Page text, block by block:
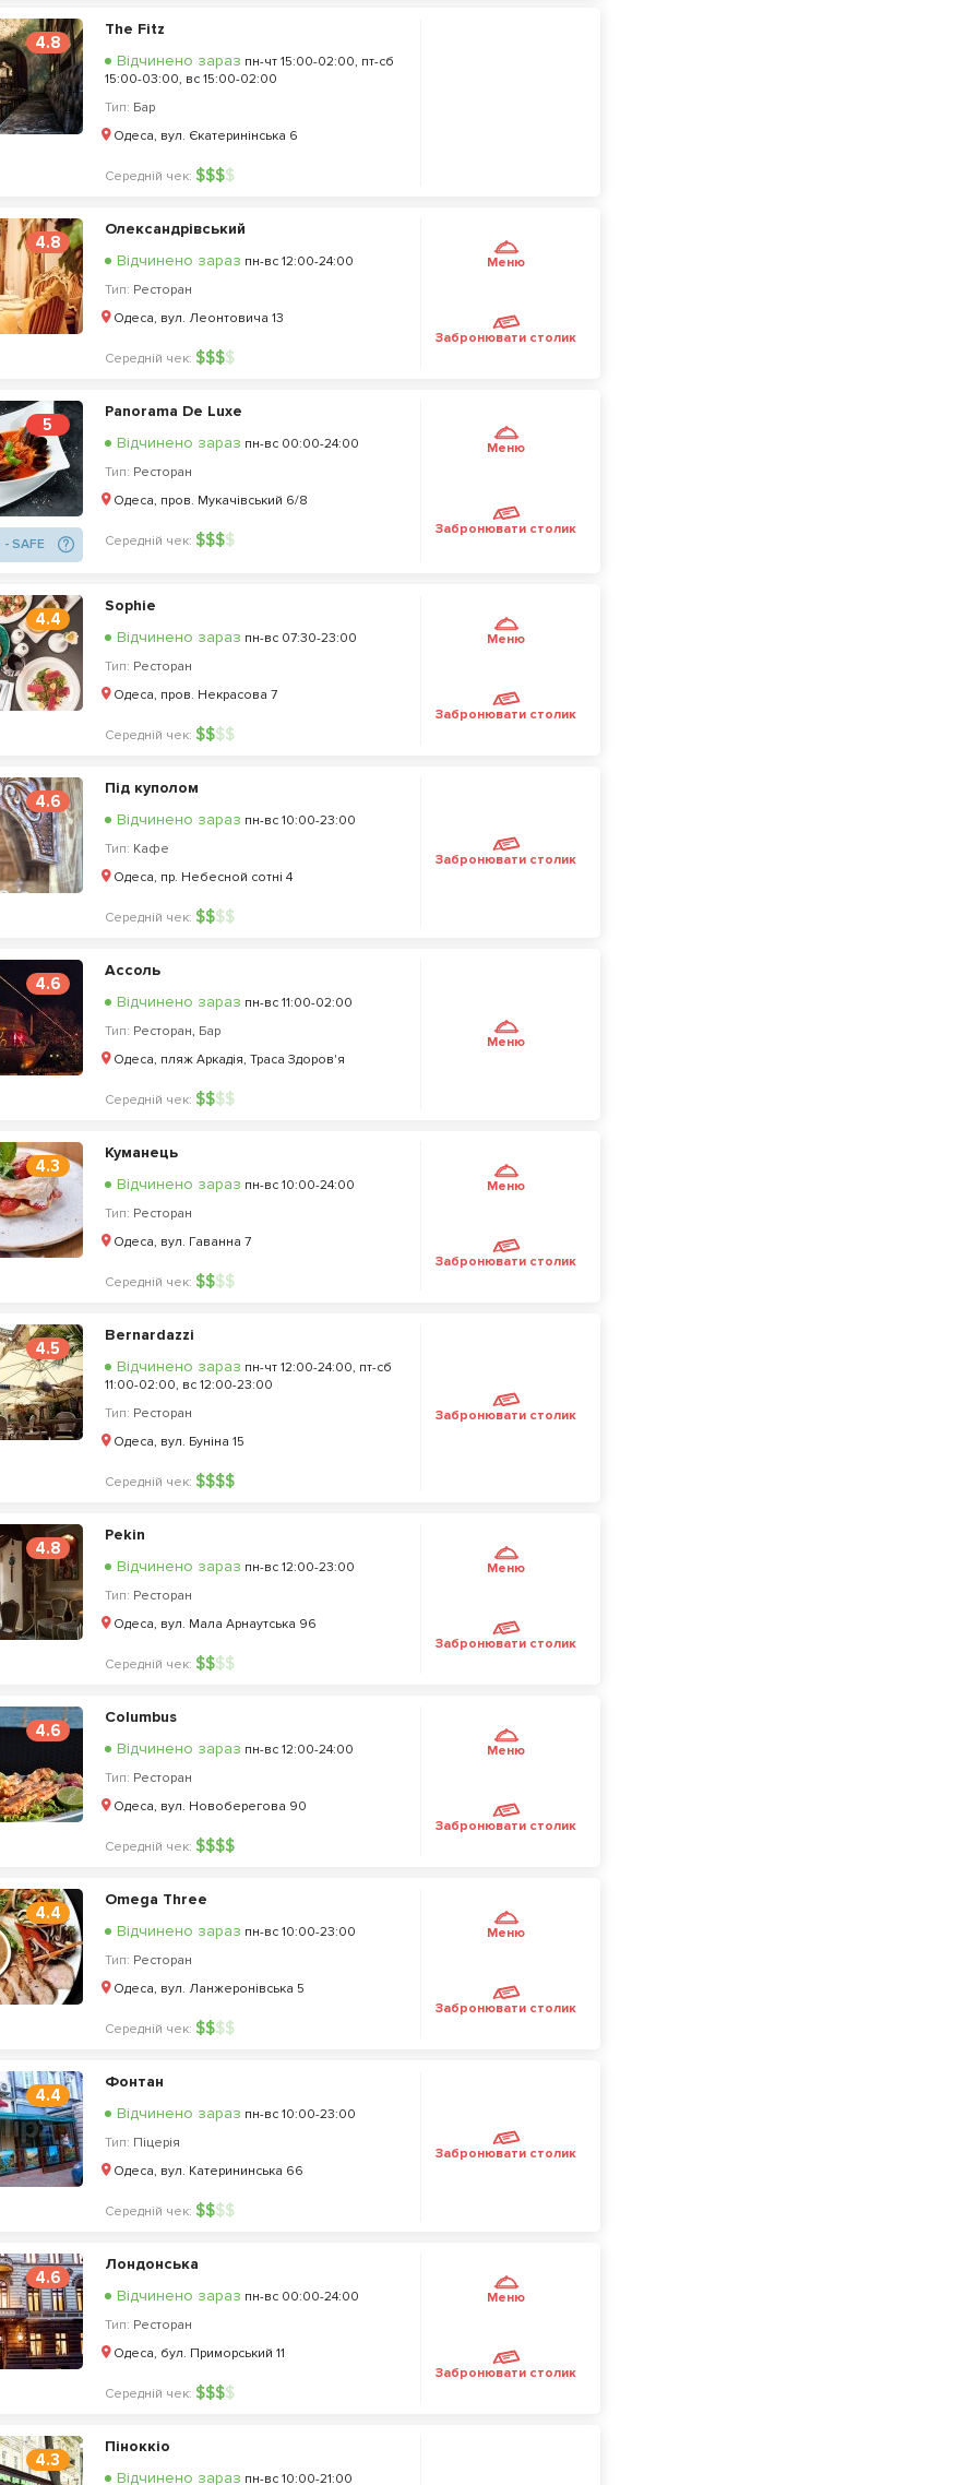
4.8
The Fitz
Відчинено зараз пн-чт 15:00-02:00, пт-сб
15:00-03:00, вс 15:00-02:00
Тип: Бар
Одеса, вул. Єкатеринінська 6
Середній чек: $$$$
4.8
Олександрівський
Відчинено зараз пн-вс 12:00-24:00
Тип: Ресторан
Одеса, вул. Леонтовича 13
Середній чек: $$$$
Меню
Забронювати столик
5
SAFE
Panorama De Luxe
Відчинено зараз пн-вс 00:00-24:00
Тип: Ресторан
Одеса, пров. Мукачівський 6/8
Середній чек: $$$$
Меню
Забронювати столик
4.4
Sophie
Відчинено зараз пн-вс 07:30-23:00
Тип: Ресторан
Одеса, пров. Некрасова 7
Середній чек: $$$$
Меню
Забронювати столик
4.6
Під куполом
Відчинено зараз пн-вс 10:00-23:00
Тип: Кафе
Одеса, пр. Небесной сотні 4
Середній чек: $$$$
Забронювати столик
4.6
Ассоль
Відчинено зараз пн-вс 11:00-02:00
Тип: Ресторан, Бар
Одеса, пляж Аркадiя, Траса Здоров'я
Середній чек: $$$$
Меню
4.3
Куманець
Відчинено зараз пн-вс 10:00-24:00
Тип: Ресторан
Одеса, вул. Гаванна 7
Середній чек: $$$$
Меню
Забронювати столик
4.5
Bernardazzi
Відчинено зараз пн-чт 12:00-24:00, пт-сб
11:00-02:00, вс 12:00-23:00
Тип: Ресторан
Одеса, вул. Буніна 15
Середній чек: $$$$
Забронювати столик
4.8
Pekin
Відчинено зараз пн-вс 12:00-23:00
Тип: Ресторан
Одеса, вул. Мала Арнаутська 96
Середній чек: $$$$
Меню
Забронювати столик
4.6
Columbus
Відчинено зараз пн-вс 12:00-24:00
Тип: Ресторан
Одеса, вул. Новоберегова 90
Середній чек: $$$$
Меню
Забронювати столик
4.4
Omega Three
Відчинено зараз пн-вс 10:00-23:00
Тип: Ресторан
Одеса, вул. Ланжеронівська 5
Середній чек: $$$$
Меню
Забронювати столик
4.4
Фонтан
Відчинено зараз пн-вс 10:00-23:00
Тип: Піцерія
Одеса, вул. Катерининська 66
Середній чек: $$$$
Забронювати столик
4.6
Лондонська
Відчинено зараз пн-вс 00:00-24:00
Тип: Ресторан
Одеса, бул. Приморський 11
Середній чек: $$$$
Меню
Забронювати столик
4.3
Піноккіо
Відчинено зараз пн-вс 10:00-21:00